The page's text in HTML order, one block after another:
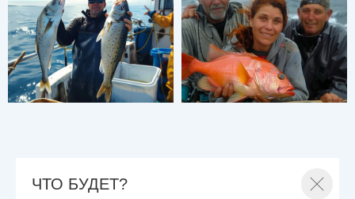
ЧТО БУДЕТ?